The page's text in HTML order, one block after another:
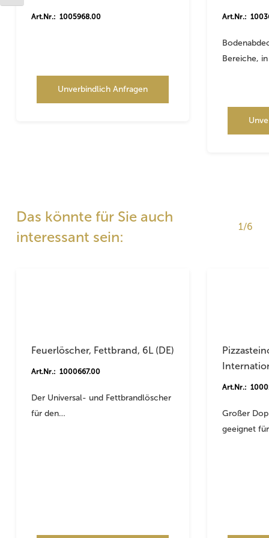
Art.Nr.: 1005968.00
Unverbindlich Anfragen
Art.Nr.:
Bereiche,
Das könnte für Sie auch
interessant sein:
1/6
Feuerlöscher, Fettbrand, 6L (DE)
Art.Nr.: 1000667.00
Der Universal- und Fettbrandlöscher
für den…
Art.Nr.:
Großer
geeignet